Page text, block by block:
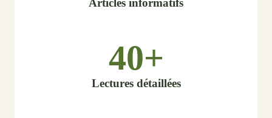
40+
Lectures détaillées